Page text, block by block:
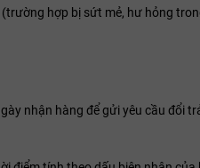
hợp bị sứt mẻ, hư hỏng
nhận hàng để gửi yêu cầu đổi